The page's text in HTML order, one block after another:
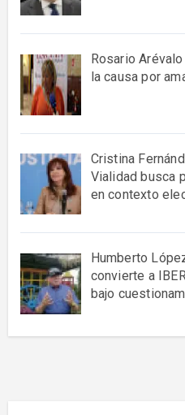
Rosario
la causa por
Cristina
Vialidad busca
en contexto
Humberto
convierte a
bajo